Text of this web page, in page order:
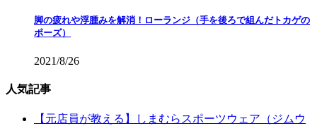
脚の疲れや浮腫みを解消！ローランジ（手を後ろで組んだトカゲの
ポーズ）
2021/8/26
人気記事
【元店員が教える︎】しまむらスポーツウェア（ジムウ